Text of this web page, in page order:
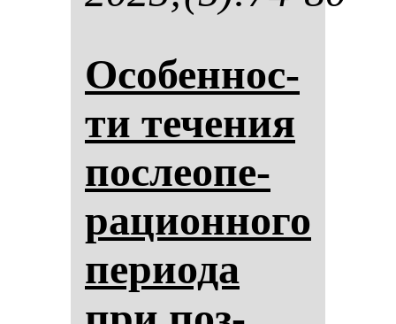
Осо­бен­нос­
ти те­че­ния
пос­ле­опе­
ра­ци­он­но­го
пе­ри­ода